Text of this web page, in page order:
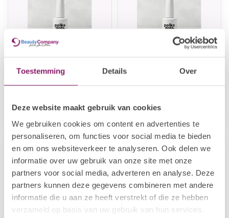
Toestemming Details Over
Deze website maakt gebruik van cookies
We gebruiken cookies om content en advertenties te
personaliseren, om functies voor social media te bieden
en om ons websiteverkeer te analyseren. Ook delen we
informatie over uw gebruik van onze site met onze
partners voor social media, adverteren en analyse. Deze
partners kunnen deze gegevens combineren met andere
informatie die u aan ze heeft verstrekt of die ze hebben
verzameld op basis van uw gebruik van hun services.
POLKADOTS
FREE
€24,19 €24,19